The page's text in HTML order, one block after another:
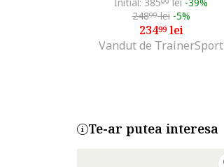
24899lei -5%
23499lei
Vandut de TrainerSport
Te-ar putea interesa